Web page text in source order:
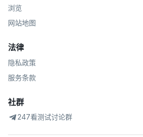
浏览
网站地图
法律
隐私政策
服务条款
社群
247看测试讨论群